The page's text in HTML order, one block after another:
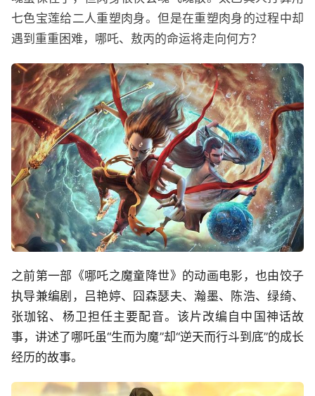
七色宝莲给二人重塑肉身。但是在重塑肉身的过程中却
遇到重重困难，哪吒、敖丙的命运将走向何方？
之前第一部《哪吒之魔童降世》的动画电影，也由饺子
执导兼编剧，吕艳婷、囧森瑟夫、瀚墨、陈浩、绿绮、
张珈铭、杨卫担任主要配音。该片改编自中国神话故
事，讲述了哪吒虽“生而为魔”却“逆天而行斗到底”的成长
经历的故事。